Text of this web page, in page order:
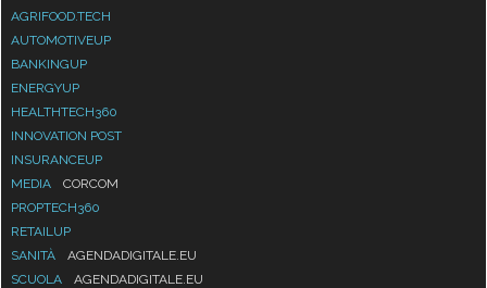
AGRIFOOD.TECH
AUTOMOTIVEUP
BANKINGUP
ENERGYUP
HEALTHTECH360
INNOVATION POST
INSURANCEUP
MEDIA
CORCOM
PROPTECH360
RETAILUP
SANITÀ
AGENDADIGITALE.EU
SCUOLA
AGENDADIGITALE.EU